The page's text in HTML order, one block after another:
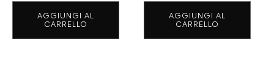
AGGIUNGI AL
CARRELLO
AGGIUNGI AL
CARRELLO